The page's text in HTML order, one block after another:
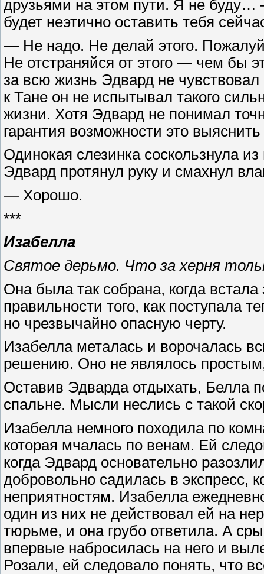
друзьями на этом пути. Я не
будет неэтично оставить тебя
— Не надо. Не делай этого.
Не отстраняйся от этого — чем бы
за всю жизнь Эдвард не
к Тане он не испытывал такого
жизни. Хотя Эдвард не понимал
гарантия возможности это
Одинокая слезинка соскользнула
Эдвард протянул руку и смахнул
— Хорошо.
***
Изабелла
Святое дерьмо. Что за херня
Она была так собрана, когда
правильности того, как поступала
но чрезвычайно опасную черту.
Изабелла металась и ворочалась
решению. Оно не являлось
Оставив Эдварда отдыхать, Белла
спальне. Мысли неслись с такой
Изабелла немного походила по
которая мчалась по венам. Ей
когда Эдвард основательно
добровольно садилась в экспресс,
неприятностям. Изабелла
один из них не действовал ей на
тюрьме, и она грубо ответила. А
впервые набросилась на него и
Розали, ей следовало понять, что